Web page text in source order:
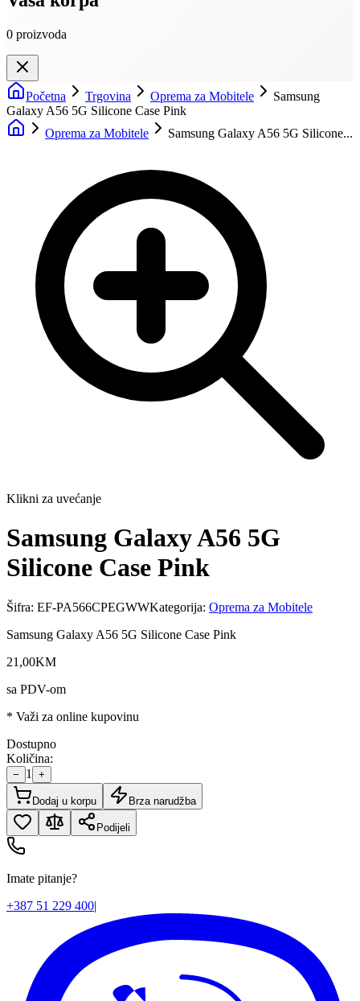
0 proizvoda
Početna Trgovina Oprema za Mobitele
Samsung
Galaxy A56 5G Silicone Case Pink
Oprema za Mobitele
Samsung Galaxy A56 5G Silicone...
Klikni za uvećanje
Samsung Galaxy A56 5G
Silicone Case Pink
Šifra: EF-PA566CPEGWWKategorija: Oprema za Mobitele
Samsung Galaxy A56 5G Silicone Case Pink
21 ,00KM
sa PDV-om
* Važi za online kupovinu
Dostupno
Količina:
− 1 +
Dodaj u korpu Brza narudžba
Podijeli
Imate pitanje?
+387 51 229 400|